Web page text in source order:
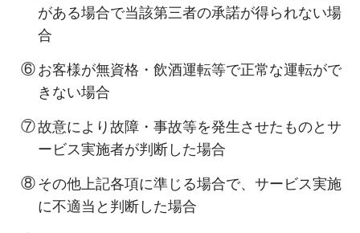
がある場合で当該第三者の承諾が得られない場
合
⑥ お客様が無資格・飲酒運転等で正常な運転がで
きない場合
⑦故意により故障・事故等を発生させたものとサ
ービス実施者が判断した場合
⑧ その他上記各項に準じる場合で、サービス実施
に不適当と判断した場合